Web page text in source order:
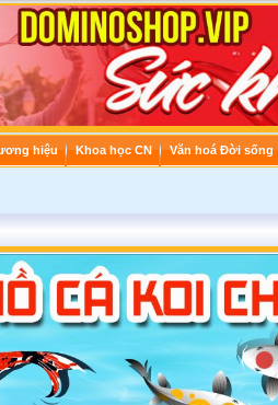
hiệu Khoa học CN Văn hoá Đời sống